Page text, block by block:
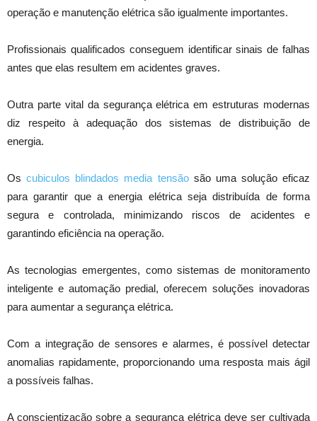
operação e manutenção elétrica são igualmente importantes.
Profissionais qualificados conseguem identificar sinais de falhas
antes que elas resultem em acidentes graves.
Outra parte vital da segurança elétrica em estruturas modernas
diz respeito à adequação dos sistemas de distribuição de
energia.
Oscubiculos blindados media tensãosão uma solução eficaz
para garantir que a energia elétrica seja distribuída de forma
segura e controlada, minimizando riscos de acidentes e
garantindo eficiência na operação.
As tecnologias emergentes, como sistemas de monitoramento
inteligente e automação predial, oferecem soluções inovadoras
para aumentar a segurança elétrica.
Com a integração de sensores e alarmes, é possível detectar
anomalias rapidamente, proporcionando uma resposta mais ágil
a possíveis falhas.
A conscientização sobre a segurança elétrica deve ser cultivada